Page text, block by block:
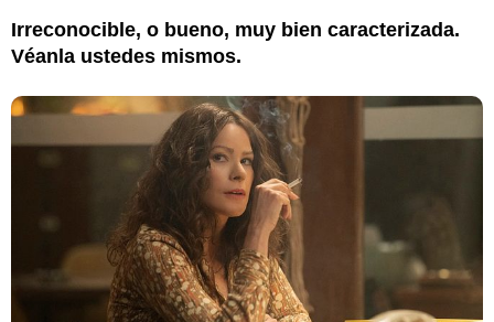
Irreconocible, o bueno, muy bien caracterizada.
Véanla ustedes mismos.